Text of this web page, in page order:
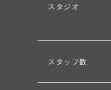
スタジオ
スタッフ数